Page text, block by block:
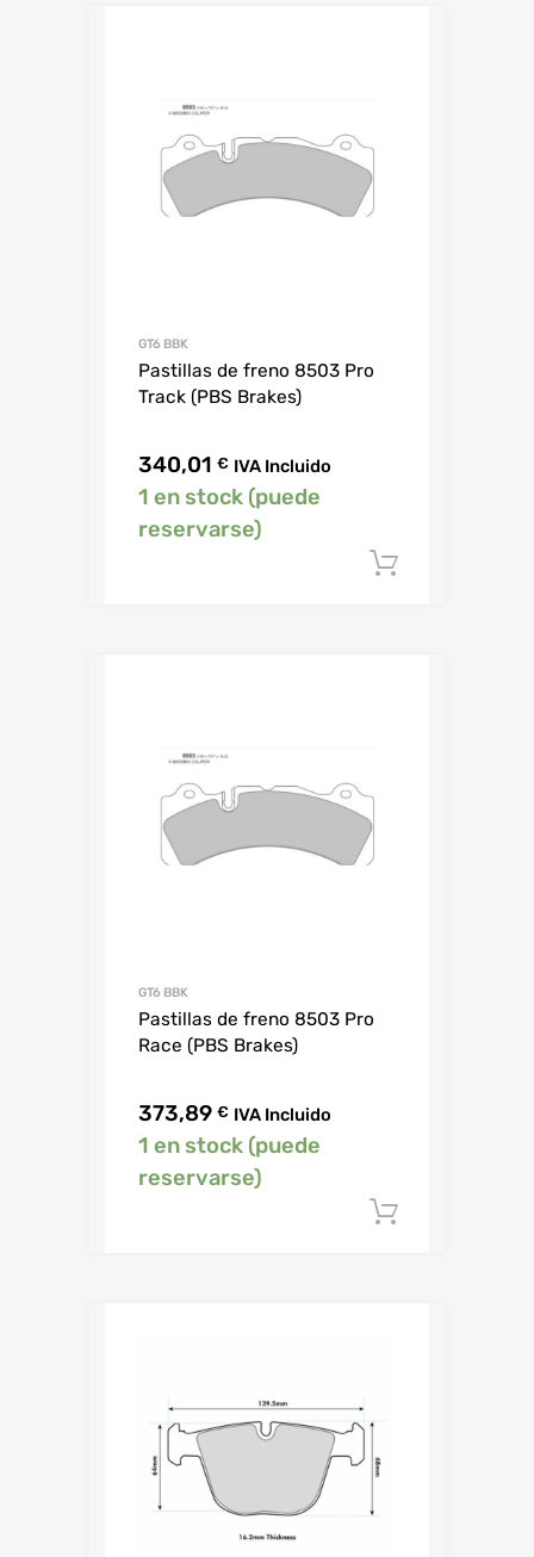
GT6 BBK
Pastillas de freno 8503 Pro
Track (PBS Brakes)
340,01 € IVA Incluido
1 en stock (puede
reservarse)
GT6 BBK
Pastillas de freno 8503 Pro
Race (PBS Brakes)
373,89 € IVA Incluido
1 en stock (puede
reservarse)